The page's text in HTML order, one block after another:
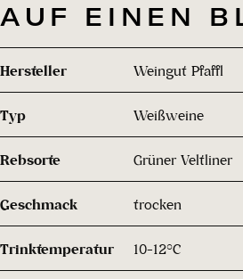
AUF EINEN
Hersteller Weingut Pfaffl
Typ Weißweine
Rebsorte Grüner Veltliner
Geschmack trocken
Trinktemperatur 10-12°C